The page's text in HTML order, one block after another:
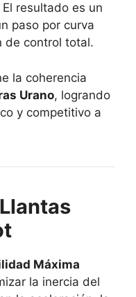
resultado es un
paso por curva
de control total.
la coherencia
Urano, logrando
y competitivo a
Máxima
la inercia del